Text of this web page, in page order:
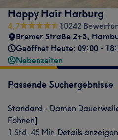
Happy Hair Harburg
4,7
10242
Bremer Straße 2+3,
Geöffnet Heute: 09:00 -
Nebenzeiten
Passende Suchergebnisse
Standard - Damen
Föhnen]
1 Std. 45 Min.Details anzeigen